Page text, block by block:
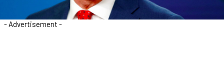
- Advertisement -